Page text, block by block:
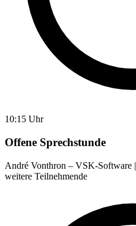
10:15 Uhr
Offene Sprechstunde
André Vonthron – VSK-
weitere Teilnehmende